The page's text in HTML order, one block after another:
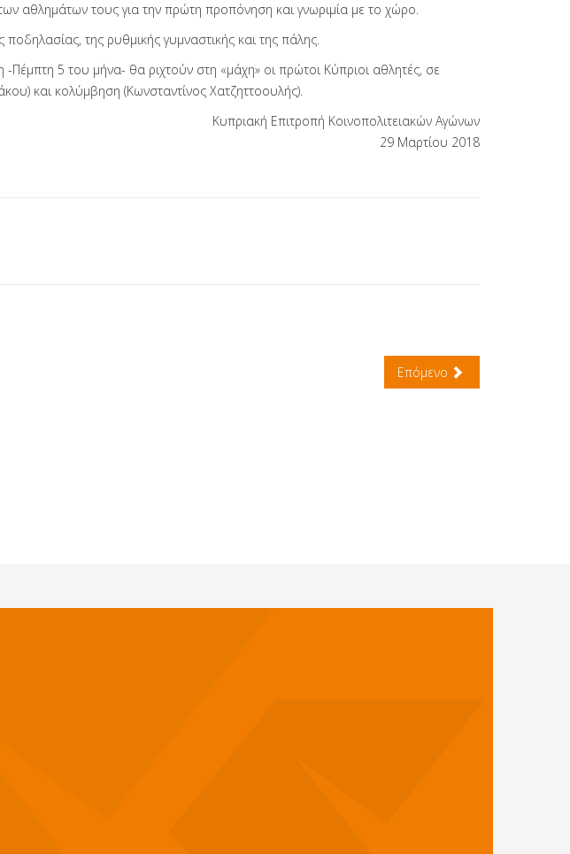
αθλημάτων τους για την πρώτη προπόνηση και γνωριμία με το χώρο.
της ρυθμικής γυμναστικής και της πάλης.
-Πέμπτη 5 του μήνα- θα ριχτούν στη «μάχη» οι πρώτοι Κύπριοι αθλητές, σε
και κολύμβηση (Κωνσταντίνος Χατζηττοουλής).
Κυπριακή Επιτροπή Κοινοπολιτειακών Αγώνων
29 Μαρτίου 2018
Επόμενο